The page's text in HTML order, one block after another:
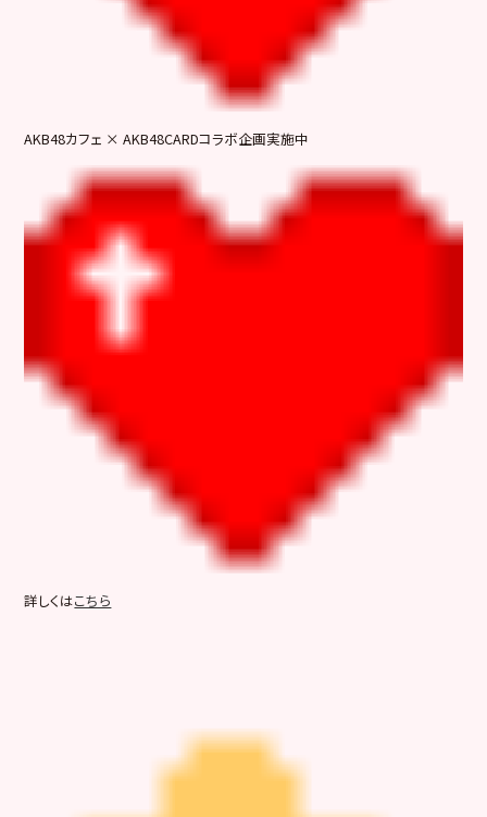
AKB48カフェ × AKB48CARDコラボ企画実施中
詳しくはこちら